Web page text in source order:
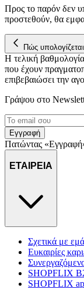
για να
στη συσκευή σας,
διαφημίσεις και
μας και την
πληροφορίες
τοποθεσίας μας
Προς το παρόν δεν
προστεθούν, θα
Πώς
Η τελική
που έχουν
επιβεβαιώσει την
Γράψου στο
Εγγραφή
Πατώντας
ΕΤΑΙΡΕΙΑ
Σχετικά με
Ευκαιρίες
SHOPFLIX
SHOPFLIX